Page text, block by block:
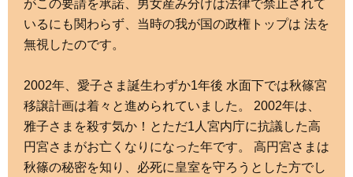
がこの要請を承諾、男女産み分けは法律で禁止されて
いるにも関わらず、当時の我が国の政権トップは 法を
無視したのです。
2002年、愛子さま誕生わずか1年後 水面下では秋篠宮
移譲計画は着々と進められていました。 2002年は、
雅子さまを殺す気か！とただ1人宮内庁に抗議した高
円宮さまがお亡くなりになった年です。 高円宮さまは
秋篠の秘密を知り、必死に皇室を守ろうとした方でし